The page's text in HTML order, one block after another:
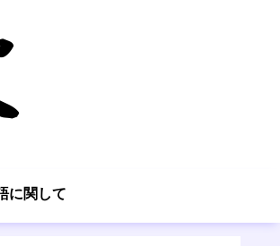
に関して